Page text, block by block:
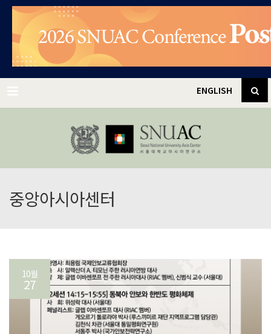
✕
ENGLISH
중앙아시아센터
10월
27